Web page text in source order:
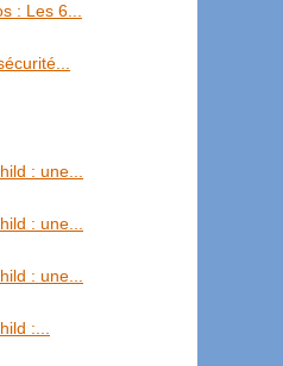
: Les 6...
: une...
: une...
: une...
:...